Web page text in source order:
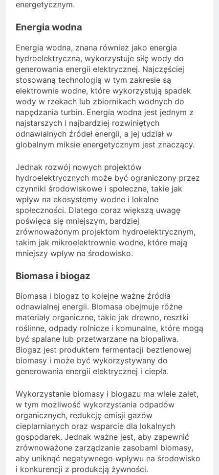
energetycznym.
Energia wodna
Energia wodna, znana również jako energia
hydroelektryczna, wykorzystuje siłę wody do
generowania energii elektrycznej. Najczęściej
stosowaną technologią w tym zakresie są
elektrownie wodne, które wykorzystują spadek
wody w rzekach lub zbiornikach wodnych do
napędzania turbin. Energia wodna jest jednym z
najstarszych i najbardziej rozwiniętych
odnawialnych źródeł energii, a jej udział w
globalnym miksie energetycznym jest znaczący.
Jednak rozwój nowych projektów
hydroelektrycznych może być ograniczony przez
czynniki środowiskowe i społeczne, takie jak
wpływ na ekosystemy wodne i lokalne
społeczności. Dlatego coraz większą uwagę
poświęca się mniejszym, bardziej
zrównoważonym projektom hydroelektrycznym,
takim jak mikroelektrownie wodne, które mają
mniejszy wpływ na środowisko.
Biomasa i biogaz
Biomasa i biogaz to kolejne ważne źródła
odnawialnej energii. Biomasa obejmuje różne
materiały organiczne, takie jak drewno, resztki
roślinne, odpady rolnicze i komunalne, które mogą
być spalane lub przetwarzane na biopaliwa.
Biogaz jest produktem fermentacji beztlenowej
biomasy i może być wykorzystywany do
generowania energii elektrycznej i ciepła.
Wykorzystanie biomasy i biogazu ma wiele zalet,
w tym możliwość wykorzystania odpadów
organicznych, redukcję emisji gazów
cieplarnianych oraz wsparcie dla lokalnych
gospodarek. Jednak ważne jest, aby zapewnić
zrównoważone zarządzanie zasobami biomasy,
aby uniknąć negatywnego wpływu na środowisko
i konkurencji z produkcją żywności.